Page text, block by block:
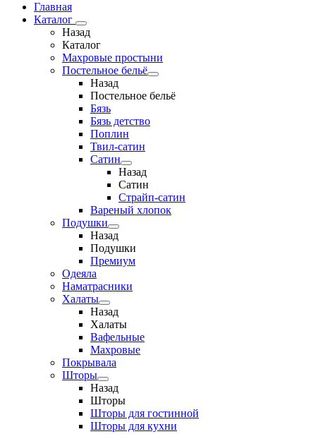
Главная
Каталог
Назад
Каталог
Махровые простыни
Постельное бельё
Назад
Постельное бельё
Бязь
Бязь детство
Поплин
Твил-сатин
Сатин
Назад
Сатин
Страйп-сатин
Вареный хлопок
Подушки
Назад
Подушки
Премиум
Одеяла
Наматрасники
Халаты
Назад
Халаты
Вафельные
Махровые
Покрывала
Шторы
Назад
Шторы
Шторы для гостинной
Шторы для кухни